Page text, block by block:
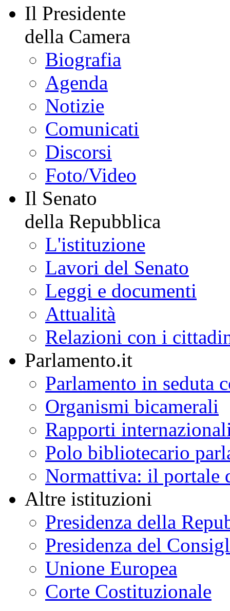
Il Presidente
della Camera
Biografia
Agenda
Notizie
Comunicati
Discorsi
Foto/Video
Il Senato
della Repubblica
L'istituzione
Lavori del Senato
Leggi e documenti
Attualità
Relazioni con i
Parlamento.it
Parlamento in seduta
Organismi bicamerali
Rapporti
Polo bibliotecario
Normattiva: il portale
Altre istituzioni
Presidenza della
Presidenza del
Unione Europea
Corte Costituzionale